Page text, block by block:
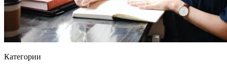
Категории